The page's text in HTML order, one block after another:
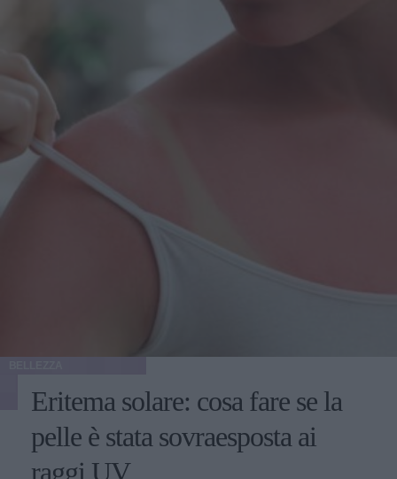
Eritema solare: cosa fare se la
pelle è stata sovraesposta ai
raggi UV